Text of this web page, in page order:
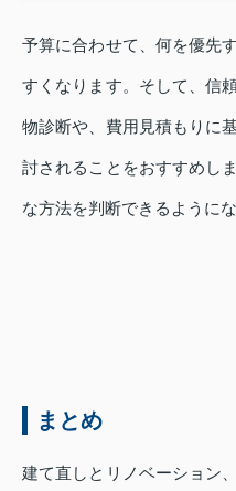
予算に合わせて、何を優先
すくなります。そして、信
物診断や、費用見積もりに
討されることをおすすめし
な方法を判断できるようにな
まとめ
建て直しとリノベーション